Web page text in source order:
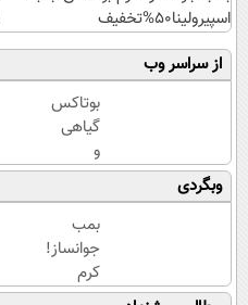
اسپیرولینا50%تخفیف
از سراسر وب
بوتاکس
گیاهی
و
خانگی
رسید!
وبگردی
بمب
جوانساز!
کرم
بوتاکس